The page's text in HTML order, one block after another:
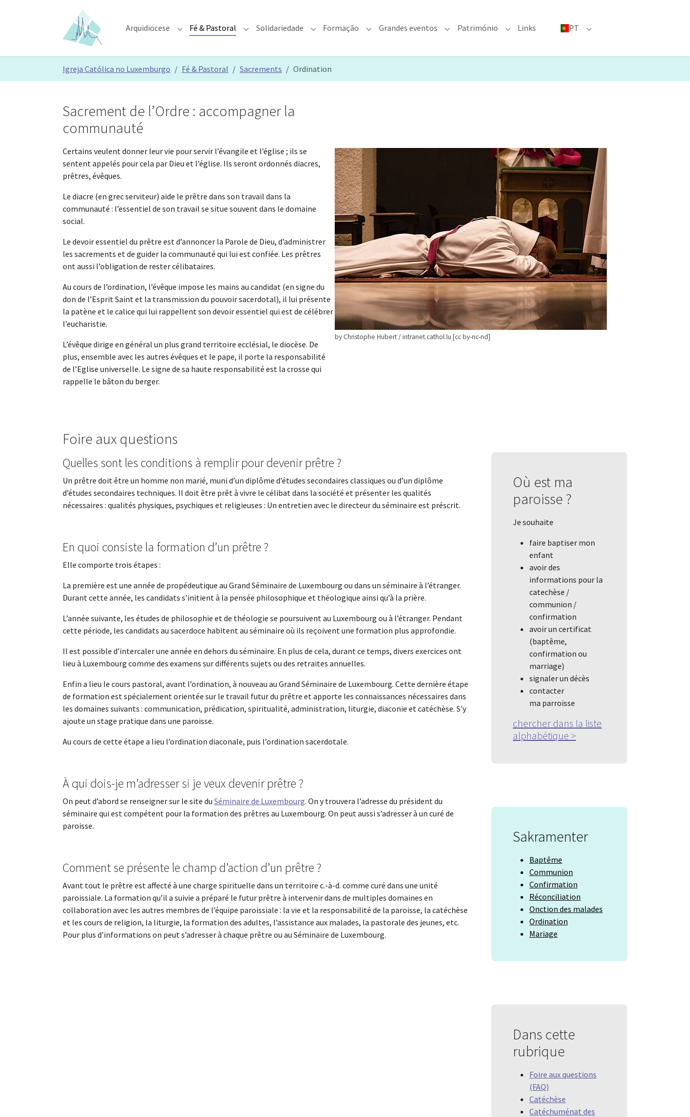
Arquidiocese Submenu for "Arquidiocese"
Fé & Pastoral Submenu for "Fé & Pastoral"
Solidariedade Submenu for "Solidariedade"
Formação Submenu for "Formação"
Grandes eventos Submenu for "Grandes eventos"
Património Submenu for "Património"
Links PT Submenu for "PT"
Igreja Católica no Luxemburgo Fé & Pastoral Sacrements Ordination
by Christophe Hubert / intranet.cathol.lu [cc by-nc-nd]
Sacrement de l’Ordre : accompagner la
communauté
Certains veulent donner leur vie pour servir l’évangile et l’église ; ils se
sentent appelés pour cela par Dieu et l’église. Ils seront ordonnés diacres,
prêtres, évêques.
Le diacre (en grec serviteur) aide le prêtre dans son travail dans la
communauté : l’essentiel de son travail se situe souvent dans le domaine
social.
Le devoir essentiel du prêtre est d’annoncer la Parole de Dieu, d’administrer
les sacrements et de guider la communauté qui lui est confiée. Les prêtres
ont aussi l’obligation de rester célibataires.
Au cours de l’ordination, l’évêque impose les mains au candidat (en signe du
don de l’Esprit Saint et la transmission du pouvoir sacerdotal), il lui présente
la patène et le calice qui lui rappellent son devoir essentiel qui est de célébrer
l’eucharistie.
L’évêque dirige en général un plus grand territoire ecclésial, le diocèse. De
plus, ensemble avec les autres évêques et le pape, il porte la responsabilité
de l’Eglise universelle. Le signe de sa haute responsabilité est la crosse qui
rappelle le bâton du berger.
Foire aux questions
Quelles sont les conditions à remplir pour devenir prêtre ?
Un prêtre doit être un homme non marié, muni d’un diplôme d’études secondaires classiques ou d’un diplôme
d’études secondaires techniques. Il doit être prêt à vivre le célibat dans la société et présenter les qualités
nécessaires : qualités physiques, psychiques et religieuses : Un entretien avec le directeur du séminaire est préscrit.
En quoi consiste la formation d’un prêtre ?
Elle comporte trois étapes :
La première est une année de propédeutique au Grand Séminaire de Luxembourg ou dans un séminaire à l’étranger.
Durant cette année, les candidats s’initient à la pensée philosophique et théologique ainsi qu’à la prière.
L’année suivante, les études de philosophie et de théologie se poursuivent au Luxembourg ou à l’étranger. Pendant
cette période, les candidats au sacerdoce habitent au séminaire où ils reçoivent une formation plus approfondie.
Il est possible d’intercaler une année en dehors du séminaire. En plus de cela, durant ce temps, divers exercices ont
lieu à Luxembourg comme des examens sur différents sujets ou des retraites annuelles.
Enfin a lieu le cours pastoral, avant l’ordination, à nouveau au Grand Séminaire de Luxembourg. Cette dernière étape
de formation est spécialement orientée sur le travail futur du prêtre et apporte les connaissances nécessaires dans
les domaines suivants : communication, prédication, spiritualité, administration, liturgie, diaconie et catéchèse. S'y
ajoute un stage pratique dans une paroisse.
Au cours de cette étape a lieu l’ordination diaconale, puis l’ordination sacerdotale.
À qui dois-je m’adresser si je veux devenir prêtre ?
On peut d’abord se renseigner sur le site du Séminaire de Luxembourg. On y trouvera l’adresse du président du
séminaire qui est compétent pour la formation des prêtres au Luxembourg. On peut aussi s’adresser à un curé de
paroisse.
Comment se présente le champ d’action d’un prêtre ?
Avant tout le prêtre est affecté à une charge spirituelle dans un territoire c.-à-d. comme curé dans une unité
paroissiale. La formation qu’il a suivie a préparé le futur prêtre à intervenir dans de multiples domaines en
collaboration avec les autres membres de l’équipe paroissiale : la vie et la responsabilité de la paroisse, la catéchèse
et les cours de religion, la liturgie, la formation des adultes, l’assistance aux malades, la pastorale des jeunes, etc.
Pour plus d’informations on peut s’adresser à chaque prêtre ou au Séminaire de Luxembourg.
Où est ma
paroisse ?
Je souhaite
faire baptiser mon
enfant
avoir des
informations pour la
catechèse /
communion /
confirmation
avoir un certificat
(baptême,
confirmation ou
marriage)
signaler un décès
contacter
ma parroisse
chercher dans la liste
alphabétique >
Sakramenter
Baptême
Communion
Confirmation
Réconciliation
Onction des malades
Ordination
Mariage
Dans cette
rubrique
Foire aux questions
(FAQ)
Catéchèse
Catéchuménat des